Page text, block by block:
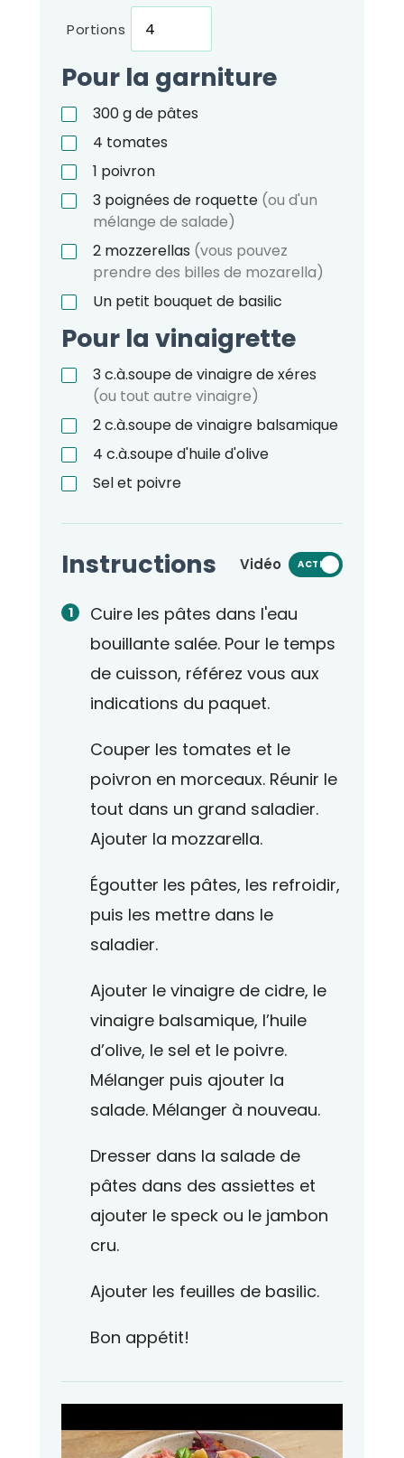
Portions
Pour la garniture
300gde pâtes
4 tomates
1 poivron
3 poignées de roquette (ou d'un
mélange de salade)
2 mozzerellas (vous pouvez
prendre des billes de mozarella)
Un petit bouquet de basilic
Pour la vinaigrette
3c.à.soupede vinaigre de xéres
(ou tout autre vinaigre)
2c.à.soupede vinaigre balsamique
4 c.à.souped'huile d'olive
Sel et poivre
Instructions Vidéo ACTIVÉ
Cuire les pâtes dans l'eau
bouillante salée. Pour le temps
de cuisson, référez vous aux
indications du paquet.
Couper les tomates et le
poivron en morceaux. Réunir le
tout dans un grand saladier.
Ajouter la mozzarella.
Égoutter les pâtes, les refroidir,
puis les mettre dans le
saladier.
Ajouter le vinaigre de cidre, le
vinaigre balsamique, l’huile
d’olive, le sel et le poivre.
Mélanger puis ajouter la
salade. Mélanger à nouveau.
Dresser dans la salade de
pâtes dans des assiettes et
ajouter le speck ou le jambon
cru.
Ajouter les feuilles de basilic.
Bon appétit!